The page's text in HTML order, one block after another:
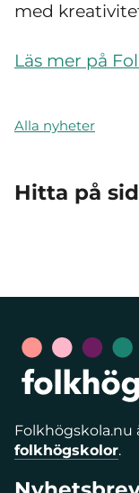
med
Läs mer på
Alla nyheter
Hitta på
Folkhögskola.nu
folkhögskolor.